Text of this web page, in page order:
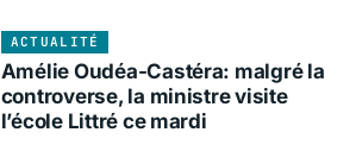
ACTUALITÉ
Amélie Oudéa-Castéra: malgré la
controverse, la ministre visite
l’école Littré ce mardi